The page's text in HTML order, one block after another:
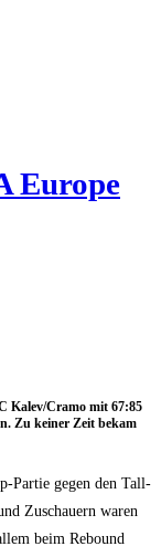
Euro­pe
Kalev/​Cramo mit 67:85
Zu kei­ner Zeit bekam
Par­tie gegen den Tall­
Zuschau­ern waren
beim Rebound